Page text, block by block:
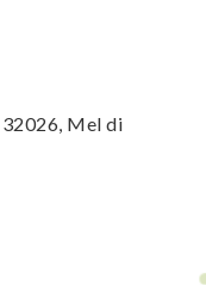
32026, Mel di